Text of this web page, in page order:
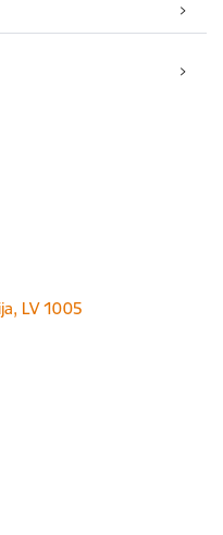
LV 1005